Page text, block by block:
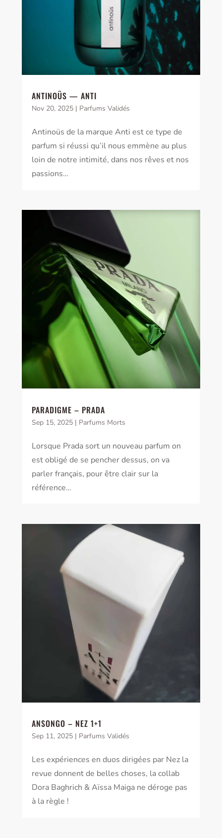
ANTINOÜS — ANTI
Nov 20, 2025| Parfums Validés
Antinoüs de la marque Anti est ce type de
parfum si réussi qu’il nous emmène au plus
loin de notre intimité, dans nos rêves et nos
passions…
PARADIGME – PRADA
Sep 15, 2025| Parfums Morts
Lorsque Prada sort un nouveau parfum on
est obligé de se pencher dessus, on va
parler français, pour être clair sur la
référence…
ANSONGO – NEZ 1+1
Sep 11, 2025| Parfums Validés
Les expériences en duos dirigées par Nez la
revue donnent de belles choses, la collab
Dora Baghrich & Aïssa Maiga ne déroge pas
à la règle !